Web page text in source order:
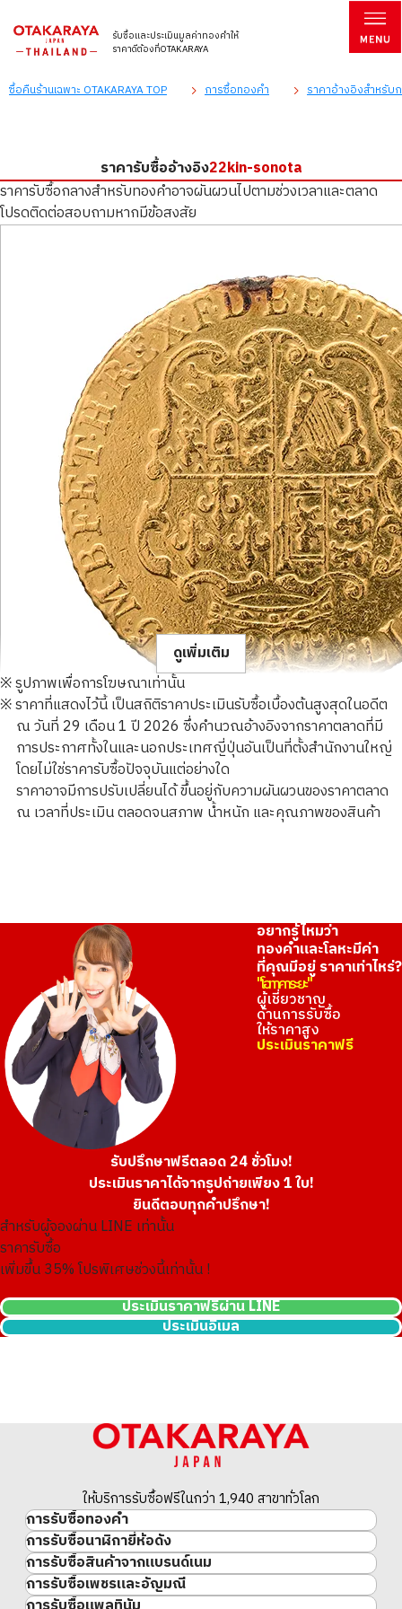
รับซื้อและประเมินมูลค่าทองคำให้
ราคาดีต้องที่OTAKARAYA
ซื้อคืนร้านเฉพาะ OTAKARAYA TOP การซื้อทองคำ ราคาอ้างอิงสำหรับ
ราคารับซื้ออ้างอิง22kin-sonota
ราคารับซื้อกลางสำหรับทองคำอาจผันผวนไปตามช่วงเวลาและตลาด
โปรดติดต่อสอบถามหากมีข้อสงสัย
22K Gold (K22) George III Guinea Gold Coin
1.6g
ราคารับซื้ออ้างอิง
THB 212,506.56
ดูเพิ่มเติม
※ รูปภาพเพื่อการโฆษณาเท่านั้น
※ ราคาที่แสดงไว้นี้ เป็นสถิติราคาประเมินรับซื้อเบื้องต้นสูงสุดในอดีต
ณ วันที่ 29 เดือน 1 ปี 2026 ซึ่งคำนวณอ้างอิงจากราคาตลาดที่มี
การประกาศทั้งในและนอกประเทศญี่ปุ่นอันเป็นที่ตั้งสำนักงานใหญ่
โดยไม่ใช่ราคารับซื้อปัจจุบันแต่อย่างใด
ราคาอาจมีการปรับเปลี่ยนได้ ขึ้นอยู่กับความผันผวนของราคาตลาด
ณ เวลาที่ประเมิน ตลอดจนสภาพ น้ำหนัก และคุณภาพของสินค้า
อยากรู้ไหมว่า
ทองคำและโลหะมีค่า
ที่คุณมีอยู่ ราคาเท่าไหร่?
"โอทาคาระยะ"
ผู้เชี่ยวชาญ
ด้านการรับซื้อ
ให้ราคาสูง
ประเมินราคาฟรี
รับปรึกษาฟรีตลอด 24 ชั่วโมง!
ประเมินราคาได้จากรูปถ่ายเพียง 1 ใบ!
ยินดีตอบทุกคำปรึกษา!
สำหรับผู้จองผ่าน LINE เท่านั้น
ราคารับซื้อ
เพิ่มขึ้น35% โปรพิเศษช่วงนี้เท่านั้น !
ประเมินราคาฟรีผ่าน LINE
ประเมินอีเมล
ให้บริการรับซื้อฟรีในกว่า 1,940 สาขาทั่วโลก
การรับซื้อทองคำ
ทองคำ
ทองคำแท่ง
เหรียญทองคำ/เหรียญเงิน
การรับซื้อนาฬิกายี่ห้อดัง
นาฬิกาแบรนด์เนม
Rolex
การรับซื้อสินค้าจากแบรนด์เนม
สินค้าแบรนด์เนม
การรับซื้อเพชรและอัญมณี